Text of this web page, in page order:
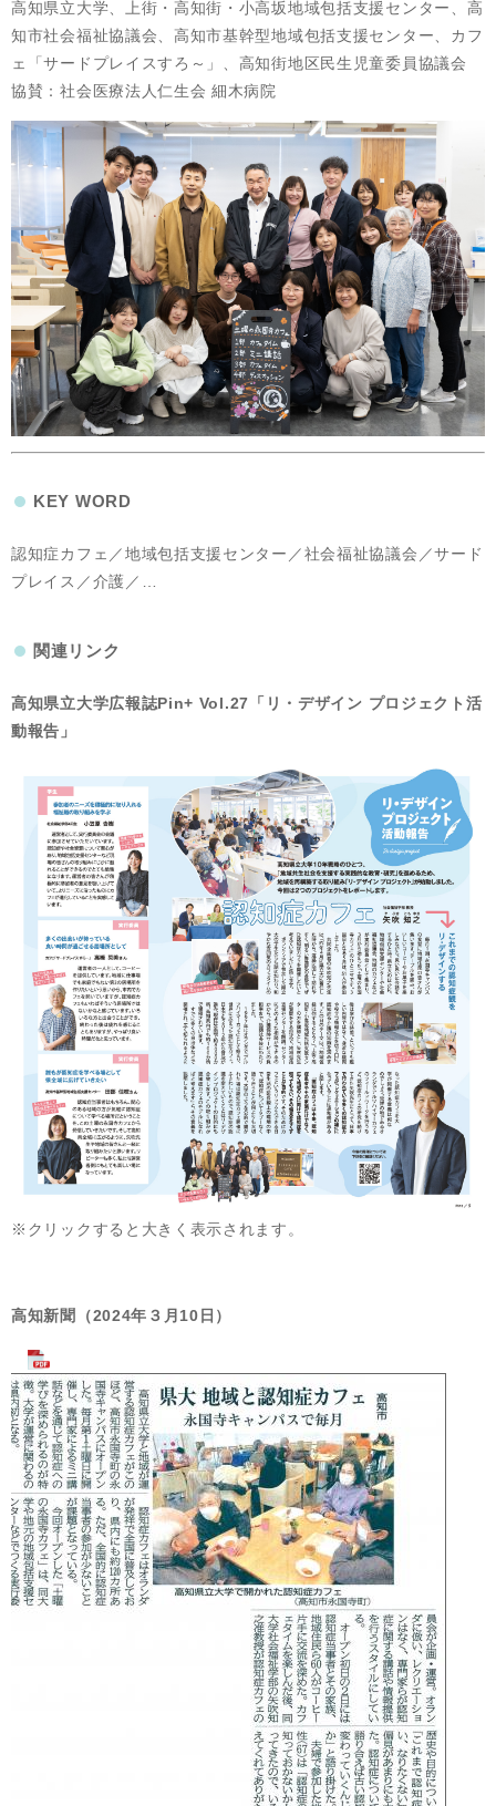
高知県立大学、上街・高知街・小高坂地域包括支援センター、高
知市社会福祉協議会、高知市基幹型地域包括支援センター、カフ
ェ「サードプレイスすろ～」、​高知街地区民生児童委員協議会
協賛：社会医療法人仁生会 細木病院
KEY WORD
認知症カフェ／地域包括支援センター／社会福祉協議会／サード
プレイス／介護／…
関連リンク
高知県立大学広報誌Pin+ Vol.27「リ・デザイン プロジェクト活
動報告」
※クリックすると大きく表示されます。
高知新聞（2024年３月10日）